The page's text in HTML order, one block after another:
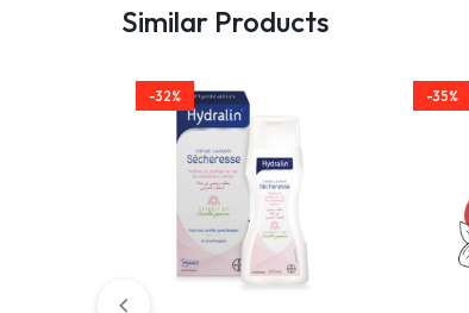
Similar Products
-32% -35%